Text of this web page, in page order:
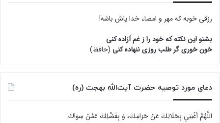
رزقی خوبه كه مهر و امضاء خدا پاش باشه!
بشنو این نکته که خود را ز غم آزاده کنی
خون خوری گر طلب روزی ننهاده کنی (حافظ)
دعای مورد توصیه حضرت آیت‌الله بهجت (ره)
اللَّهُمَّ أَغْنِنِي بِحَلَالِكَ عَنْ حَرَامِكَ، وَ بِفَضْلِكَ عَمَّنْ سِوَاكَ‏.